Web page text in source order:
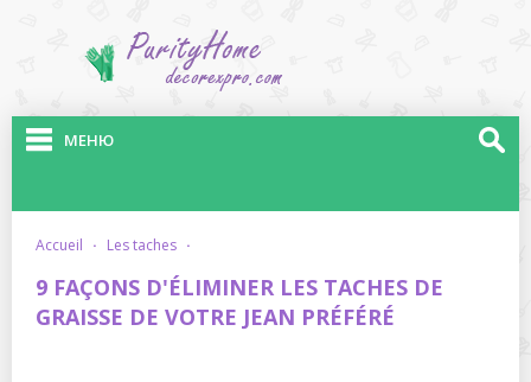
МЕНЮ
accueil · les taches ·
9 FAÇONS D'ÉLIMINER LES TACHES DE
GRAISSE DE VOTRE JEAN PRÉFÉRÉ